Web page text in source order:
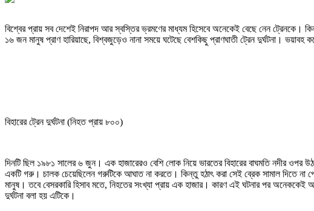
বিশ্বের প্রায় সব দেশেই নিরাপদ আর স্বস্তির ভ্রমণের মাধ্যম হিসেবে অনেকেই বেছে নেন ট্রেনকে।
১৬ জন মানুষ প্রাণ হারিয়াছে, বিশ্বজুড়েও নানা সময়ে ঘটেছে বেশকিছু প্রাণঘাতী ট্রেন দুর্ঘটনা। ভয়াবহ
বিহারের ট্রেন দুর্ঘটনা (নিহত প্রায় ৮০০)
দিনটি ছিল ১৯৮১ সালের ৬ জুন। এক হাজারেরও বেশি লোক নিয়ে ভারতের বিহারের বাঘমতি নদীর ওপর
একটি গরু। চালক চেয়েছিলেন গরুটিকে আঘাত না করতে। কিন্তু হঠাৎ করা সেই ব্রেক সামাল দিতে না
মানুষ। তবে বেসরকারি হিসাব মতে, নিহতের সংখ্যা প্রায় এক হাজার। কারণ এই ঘটনার পর
দুর্ঘটনা বলা হয় এটিকে।